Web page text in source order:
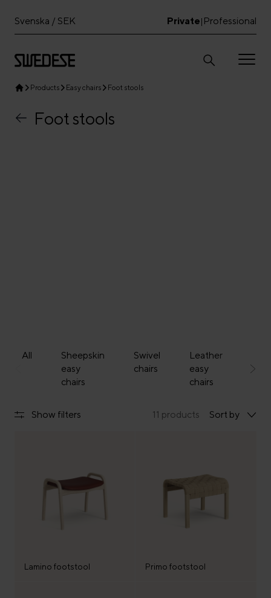
Svenska / SEK Private| Professional
Products Easy chairs Foot stools
Foot stools
Show filters
All
Sheepskin
easy
chairs
Swivel
chairs
Leather
easy
chairs
11 products Sort by
Lamino footstool Primo footstool